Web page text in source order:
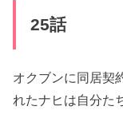
25話
オクブンに同居契
れたナヒは自分た